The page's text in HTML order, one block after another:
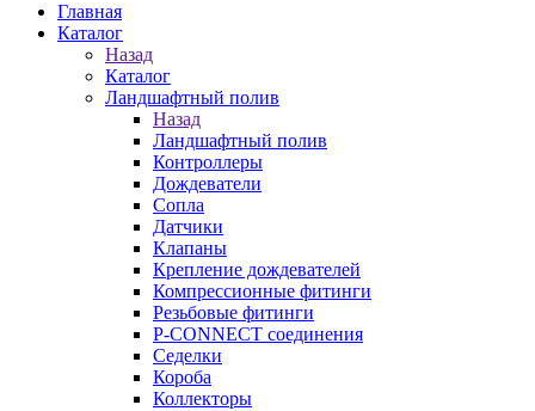
Главная
Каталог
Назад
Каталог
Ландшафтный полив
Назад
Ландшафтный полив
Контроллеры
Дождеватели
Сопла
Датчики
Клапаны
Крепление дождевателей
Компрессионные фитинги
Резьбовые фитинги
P-CONNECT соединения
Седелки
Короба
Коллекторы